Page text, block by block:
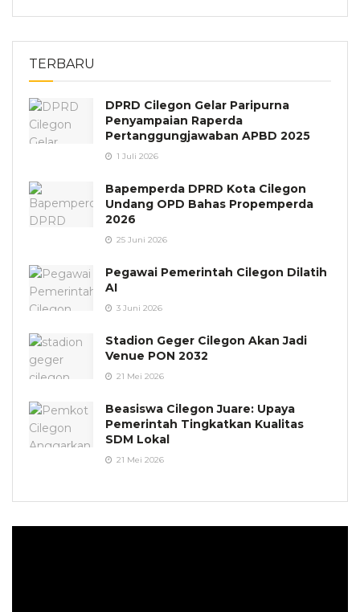
TERBARU
DPRD Cilegon Gelar Paripurna
Penyampaian Raperda
Pertanggungjawaban APBD 2025
1 Juli 2026
Bapemperda DPRD Kota Cilegon
Undang OPD Bahas Propemperda
2026
25 Juni 2026
Pegawai Pemerintah Cilegon Dilatih
AI
3 Juni 2026
Stadion Geger Cilegon Akan Jadi
Venue PON 2032
21 Mei 2026
Beasiswa Cilegon Juare: Upaya
Pemerintah Tingkatkan Kualitas
SDM Lokal
21 Mei 2026